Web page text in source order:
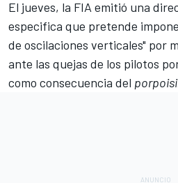
El jueves, la FIA emitió una
especifica que pretende
de oscilaciones verticales" por
ante las quejas de los pilotos
como consecuencia del